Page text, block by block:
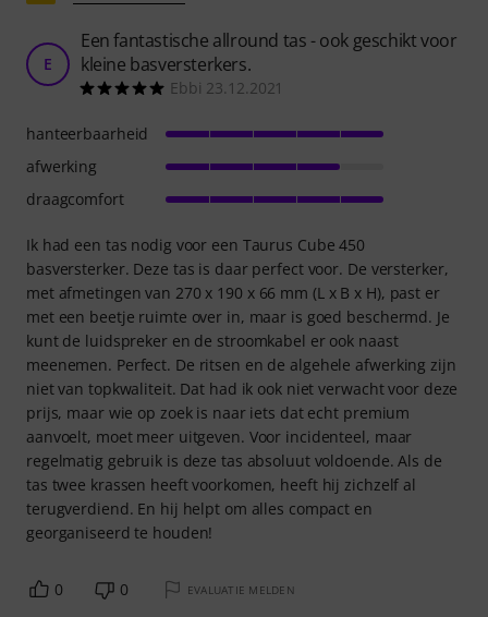
E
Een fantastische allround tas - ook geschikt voor
kleine basversterkers.
Ebbi 23.12.2021
Ik had een tas nodig voor een Taurus Cube 450
basversterker. Deze tas is daar perfect voor. De versterker,
met afmetingen van 270 x 190 x 66 mm (L x B x H), past er
met een beetje ruimte over in, maar is goed beschermd. Je
kunt de luidspreker en de stroomkabel er ook naast
meenemen. Perfect. De ritsen en de algehele afwerking zijn
niet van topkwaliteit. Dat had ik ook niet verwacht voor deze
prijs, maar wie op zoek is naar iets dat echt premium
aanvoelt, moet meer uitgeven. Voor incidenteel, maar
regelmatig gebruik is deze tas absoluut voldoende. Als de
tas twee krassen heeft voorkomen, heeft hij zichzelf al
terugverdiend. En hij helpt om alles compact en
georganiseerd te houden!
hanteerbaarheid
afwerking
draagcomfort
0 0 EVALUATIE MELDEN